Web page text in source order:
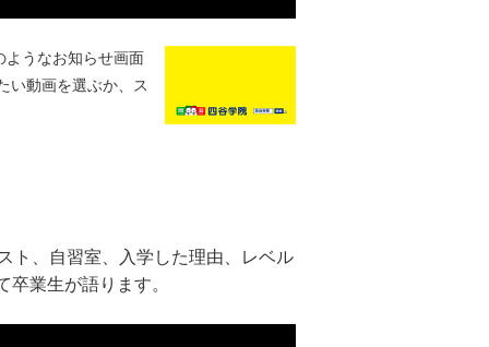
うなお知らせ画面
い動画を選ぶか、ス
ト、自習室、入学した理由、レベル
業生が語ります。